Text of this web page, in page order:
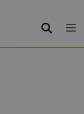
BILATU